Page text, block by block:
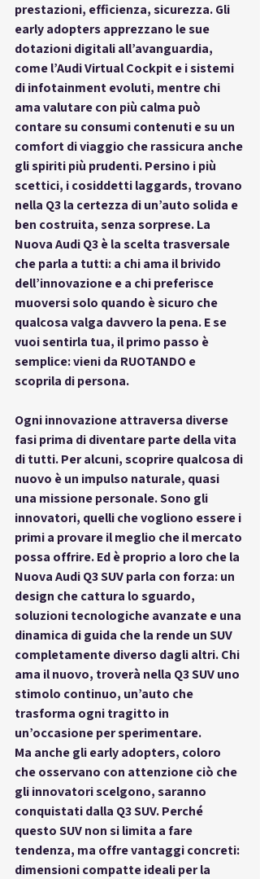
prestazioni, efficienza, sicurezza. Gli
early adopters apprezzano le sue
dotazioni digitali all’avanguardia,
come l’Audi Virtual Cockpit e i sistemi
di infotainment evoluti, mentre chi
ama valutare con più calma può
contare su consumi contenuti e su un
comfort di viaggio che rassicura anche
gli spiriti più prudenti. Persino i più
scettici, i cosiddetti laggards, trovano
nella Q3 la certezza di un’auto solida e
ben costruita, senza sorprese. La
Nuova Audi Q3 è la scelta trasversale
che parla a tutti: a chi ama il brivido
dell’innovazione e a chi preferisce
muoversi solo quando è sicuro che
qualcosa valga davvero la pena. E se
vuoi sentirla tua, il primo passo è
semplice: vieni da RUOTANDO e
scoprila di persona.
Ogni innovazione attraversa diverse
fasi prima di diventare parte della vita
di tutti. Per alcuni, scoprire qualcosa di
nuovo è un impulso naturale, quasi
una missione personale. Sono gli
innovatori, quelli che vogliono essere i
primi a provare il meglio che il mercato
possa offrire. Ed è proprio a loro che la
Nuova Audi Q3 SUV parla con forza: un
design che cattura lo sguardo,
soluzioni tecnologiche avanzate e una
dinamica di guida che la rende un SUV
completamente diverso dagli altri. Chi
ama il nuovo, troverà nella Q3 SUV uno
stimolo continuo, un’auto che
trasforma ogni tragitto in
un’occasione per sperimentare.
Ma anche gli early adopters, coloro
che osservano con attenzione ciò che
gli innovatori scelgono, saranno
conquistati dalla Q3 SUV. Perché
questo SUV non si limita a fare
tendenza, ma offre vantaggi concreti:
dimensioni compatte ideali per la